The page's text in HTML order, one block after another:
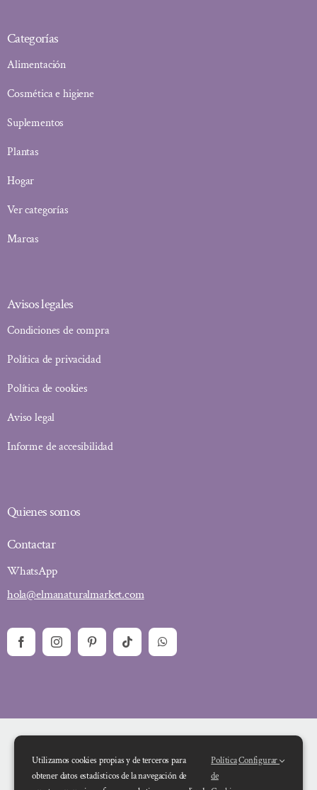
Categorías
Alimentación
Cosmética e higiene
Suplementos
Plantas
Hogar
Ver categorías
Marcas
Avisos legales
Condiciones de compra
Política de privacidad
Política de cookies
Aviso legal
Informe de accesibilidad
Quienes somos
Contactar
WhatsApp
hola@elmanaturalmarket.com
Utilizamos cookies propias y de terceros para
obtener datos estadísticos de la navegación de
Política
de
Configurar